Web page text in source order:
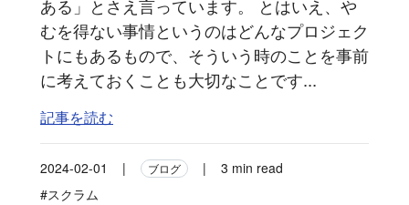
ある」とさえ言っています。 とはいえ、や
むを得ない事情というのはどんなプロジェク
トにもあるもので、そういう時のことを事前
に考えておくことも大切なことです...
記事を読む
2024-02-01 | ブログ |
3 min read
#スクラム